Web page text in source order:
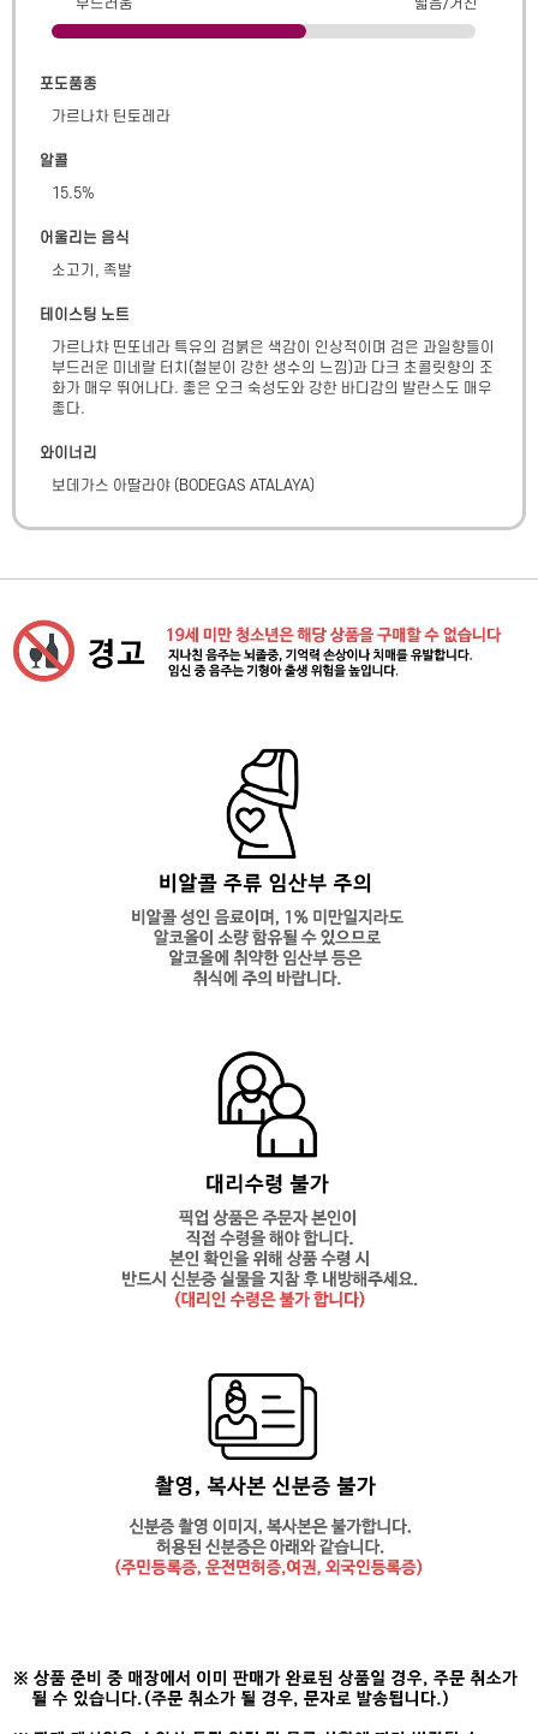
부드러움 떫음/거친
포도품종
가르나차 틴토레라
알콜
15.5%
어울리는 음식
소고기, 족발
테이스팅 노트
가르나챠 띤또네라 특유의 검붉은 색감이 인상적이며 검은 과일향들이
부드러운 미네랄 터치(철분이 강한 생수의 느낌)과 다크 초콜릿향의 조
화가 매우 뛰어나다. 좋은 오크 숙성도와 강한 바디감의 발란스도 매우
좋다.
와이너리
보데가스 아딸라야 ( BODEGAS ATALAYA)